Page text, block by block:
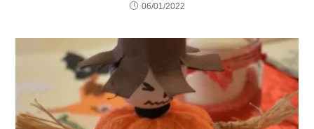
06/01/2022